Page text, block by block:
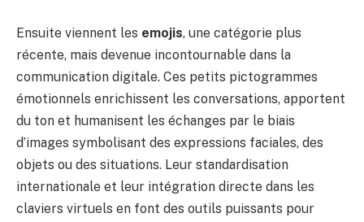
Ensuite viennent les emojis, une catégorie plus
récente, mais devenue incontournable dans la
communication digitale. Ces petits pictogrammes
émotionnels enrichissent les conversations, apportent
du ton et humanisent les échanges par le biais
d’images symbolisant des expressions faciales, des
objets ou des situations. Leur standardisation
internationale et leur intégration directe dans les
claviers virtuels en font des outils puissants pour